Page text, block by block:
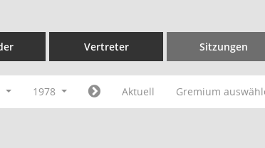
Vertreter Sitzungen
1978 Aktuell Gremium